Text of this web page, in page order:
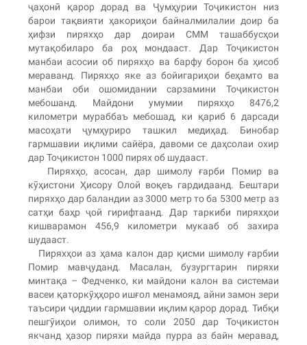
ҷаҳонӣ қарор дорад ва Ҷумҳурии Тоҷикистон низ
барои тақвияти ҳакориҳои байналмилалии доир ба
ҳифзи пиряхҳо дар доираи СММ ташаббусҳои
мутақобиларо ба роҳ мондааст. Дар Тоҷикистон
манбаи асосии об пиряхҳо ва барфу борон ба ҳисоб
мераванд. Пиряхҳо яке аз бойигариҳои беҳамто ва
манбаи оби ошомидании сарзамини Тоҷикистон
мебошанд. Майдони умумии пиряхҳо 8476,2
километри мураббаъ мебошад, ки қариб 6 дарсади
масоҳати ҷумҳуриро ташкил медиҳад. Бинобар
гармшавии иқлими сайёра, давоми се даҳсолаи охир
дар Тоҷикистон 1000 пирях об шудааст.
Пиряхҳо, асосан, дар шимолу ғарби Помир ва
кӯҳистони Ҳисору Олой воқеъ гардидаанд. Бештари
пиряхҳо дар баландии аз 3000 метр то ба 5300 метр аз
сатҳи баҳр ҷой гирифтаанд. Дар таркиби пиряхҳои
кишварамон 456,9 километри мукааб об захира
шудааст.
Пиряхҳои аз ҳама калон дар қисми шимолу ғарбии
Помир мавҷуданд. Масалан, бузургтарин пиряхи
минтақа – Федченко, ки майдони калон ва системаи
васеи қаторкӯҳҳоро ишғол менамояд, айни замон зери
таъсири ҷиддии гармшавии иқлим қарор дорад. Тибқи
пешгӯиҳои олимон, то соли 2050 дар Тоҷикистон
якчанд ҳазор пиряхи майда пурра аз байн меравад,